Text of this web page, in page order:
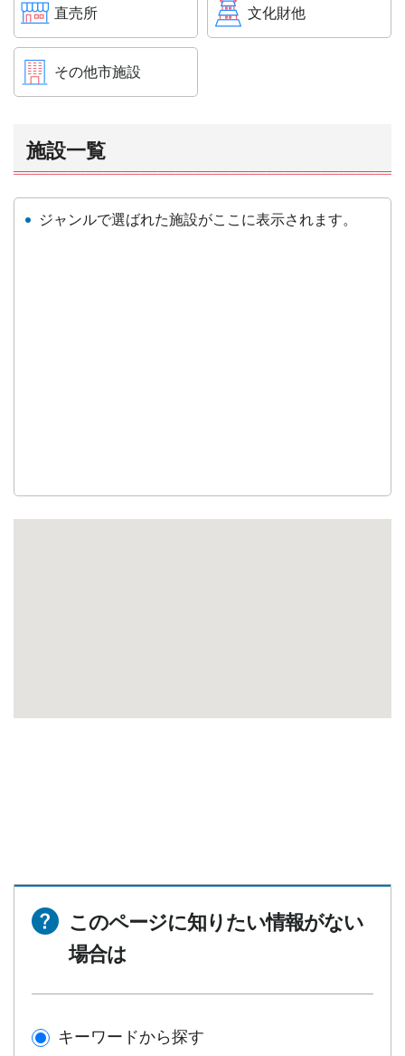
直売所 文化財他
その他市施設
施設一覧
ジャンルで選ばれた施設がここに表示されます。
このページに知りたい情報がない
場合は
キーワードから探す